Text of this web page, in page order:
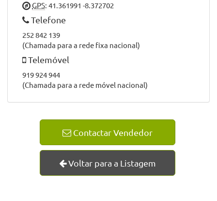
GPS: 41.361991 -8.372702
Telefone
252 842 139
(Chamada para a rede fixa nacional)
Telemóvel
919 924 944
(Chamada para a rede móvel nacional)
Contactar Vendedor
Voltar para a Listagem